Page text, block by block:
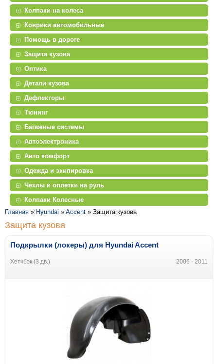
Колпаки на колеса
Коврики автомобильные
Помощь в дороге
Защита кузова
Оптика
Детали кузова
Дефлекторы
Тюнинг
Багажные системы
Автоэлектроника
Авто комфорт
Одежда и экипировка
Чехлы и оплетки на руль
Колпаки Колесные
Главная » Hyundai » Accent » Защита кузова
Защита кузова
Подкрылки (локеры) для Hyundai Accent
Хетчбэк (3 дв.) 2006 - 2011